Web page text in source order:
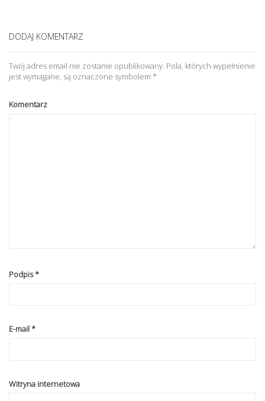
DODAJ KOMENTARZ
Twój adres email nie zostanie opublikowany. Pola, których wypełnienie
jest wymagane, są oznaczone symbolem *
Komentarz
Podpis*
E-mail*
Witryna internetowa